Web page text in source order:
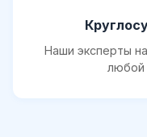
Наши эксперты
любой